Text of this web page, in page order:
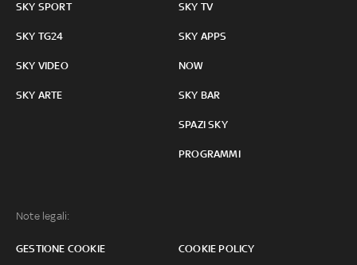
SKY SPORT
SKY TG24
SKY VIDEO
SKY ARTE
SKY TV
SKY APPS
NOW
SKY BAR
SPAZI SKY
PROGRAMMI
Note legali:
GESTIONE COOKIE COOKIE POLICY